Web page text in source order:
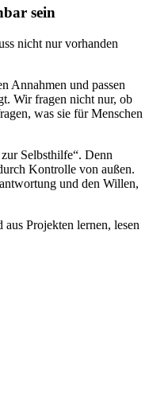
sein
nicht nur vorhanden
Annahmen und passen
Wir fragen nicht nur, ob
was sie für Menschen
Selbsthilfe“. Denn
Kontrolle von außen.
und den Willen,
Projekten lernen, lesen